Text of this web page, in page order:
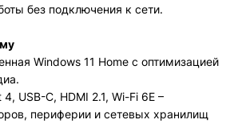
без подключения к сети.
Windows 11 Home с оптимизацией
USB-C, HDMI 2.1, Wi-Fi 6E –
периферии и сетевых хранилищ